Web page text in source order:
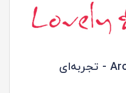
بالم لب لاولی مدل Aromatic - تجربه‌ای